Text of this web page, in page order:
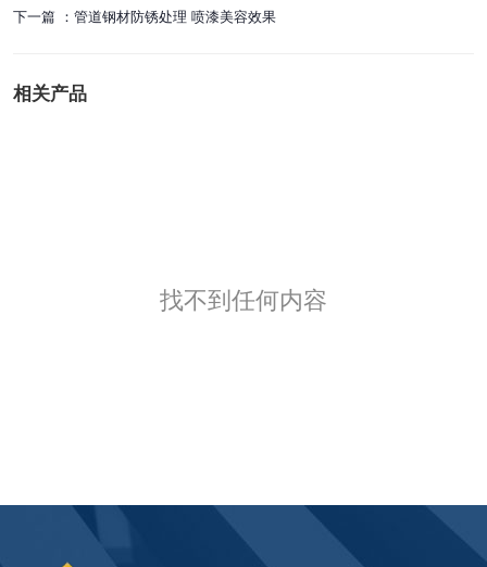
下一篇 ： 管道钢材防锈处理 喷漆美容效果
相关产品
找不到任何内容